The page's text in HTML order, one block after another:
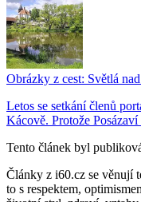
Obrázky z cest: Světlá
Letos se setkání členů
Kácově. Protože Posázaví
Tento článek byl
Články z i60.cz se věnují
to s respektem,